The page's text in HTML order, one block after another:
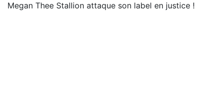
Megan Thee Stallion attaque son label en justice !